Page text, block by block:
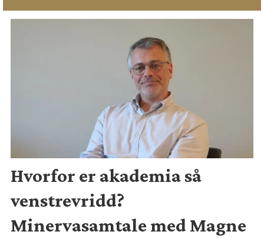
Hvorfor er akademia så
venstrevridd?
Minervasamtale med Magne